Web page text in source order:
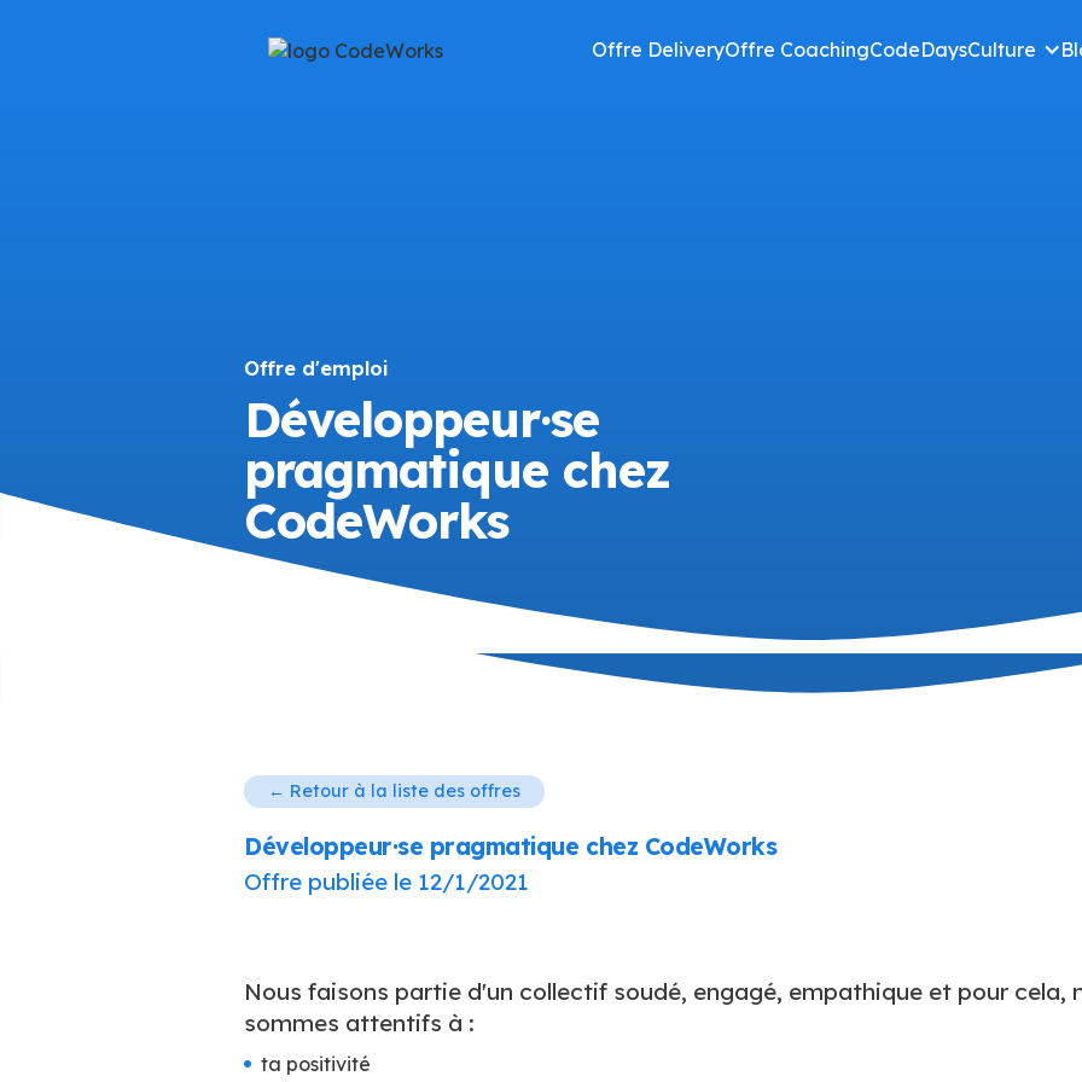
Offre DeliveryOffre CoachingCodeDaysCulture
Offre d'emploi
Développeur·se
pragmatique chez
CodeWorks
← Retour à la liste des offres
Développeur·se pragmatique chez CodeWorks
Offre publiée le 12/1/2021
Nous faisons partie d'un collectif soudé, engagé, empathique et pour cela,
sommes attentifs à :
ta positivité